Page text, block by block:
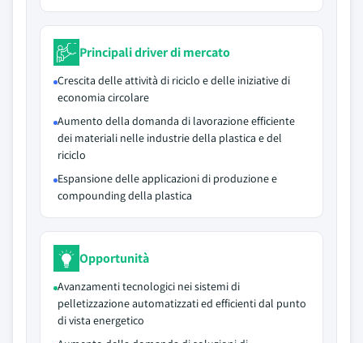
Principali driver di mercato
Crescita delle attività di riciclo e delle iniziative di
economia circolare
Aumento della domanda di lavorazione efficiente
dei materiali nelle industrie della plastica e del
riciclo
Espansione delle applicazioni di produzione e
compounding della plastica
Opportunità
Avanzamenti tecnologici nei sistemi di
pelletizzazione automatizzati ed efficienti dal punto
di vista energetico